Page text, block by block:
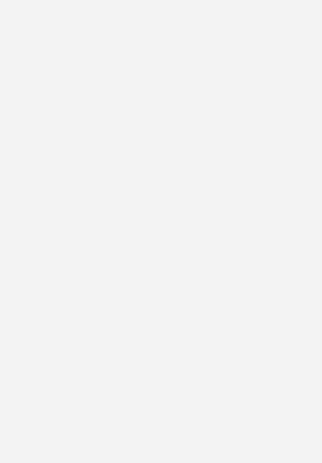
von Bosch ist ein akkubetriebener
Kaffeegenuss auf der Baustelle.
des „18 V Power for All Systems“ und